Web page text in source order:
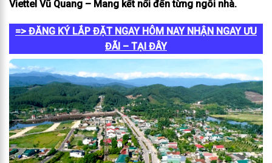
Viettel Vũ Quang – Mang kết nối đến từng ngôi nhà.
=> ĐĂNG KÝ LẮP ĐẶT NGAY HÔM NAY NHẬN NGAY ƯU
ĐÃI – TẠI ĐÂY